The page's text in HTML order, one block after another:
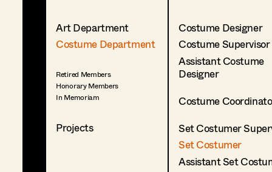
Art Department
Costume Department
Retired Members
Honorary Members
In Memoriam
Projects
Costume Designer
Costume Supervisor
Assistant Costume
Designer
Costume
Set Costumer
Set Costumer
Assistant Set